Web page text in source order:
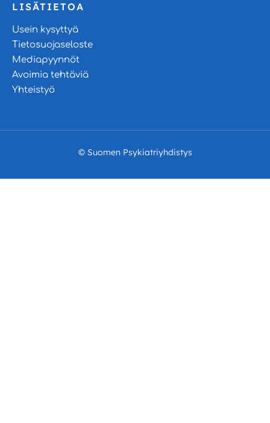
LISÄTIETOA
Usein kysyttyä
Tietosuojaseloste
Mediapyynnöt
Avoimia tehtäviä
Yhteistyö
© Suomen Psykiatriyhdistys